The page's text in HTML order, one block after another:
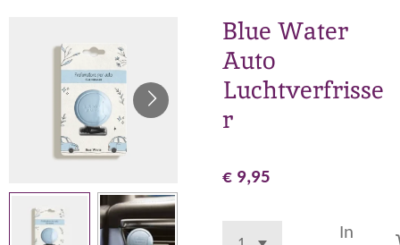
Blue Water
Auto
Luchtverfrisse
r
€ 9,95
In